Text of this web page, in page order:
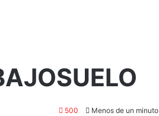
500 Menos de un minuto